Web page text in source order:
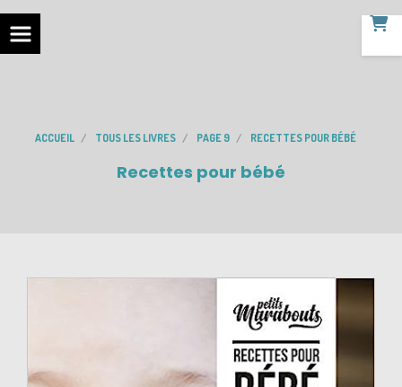
ACCUEIL TOUS LES LIVRES PAGE 9 RECETTES POUR BÉBÉ
Recettes pour bébé